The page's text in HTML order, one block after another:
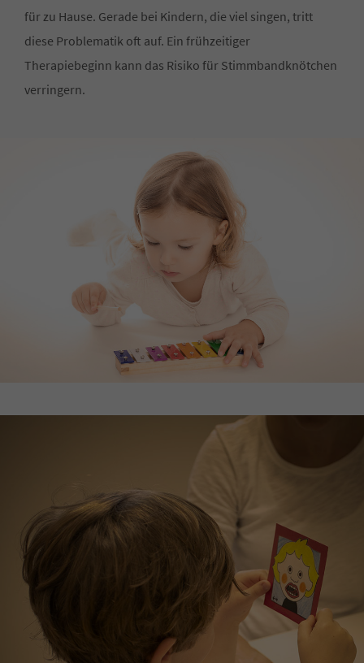
für zu Hause. Gerade bei Kindern, die viel singen, tritt
diese Problematik oft auf. Ein frühzeitiger
Therapiebeginn kann das Risiko für Stimmbandknötchen
verringern.